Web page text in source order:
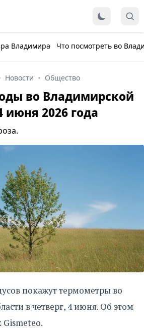
Владимира Что посмотреть во
Новости Общество
во Владимирской
июня 2026 года
покажут термометры во
в четверг, 4 июня. Об этом
Gismeteo.